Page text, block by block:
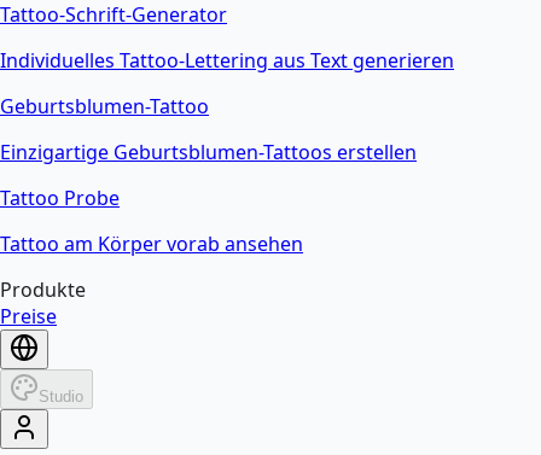
Tattoo-Schrift-Generator
Individuelles Tattoo-Lettering aus Text generieren
Geburtsblumen-Tattoo
Einzigartige Geburtsblumen-Tattoos erstellen
Tattoo Probe
Tattoo am Körper vorab ansehen
Produkte
Preise
Studio